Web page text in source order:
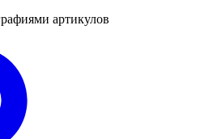
артикулов